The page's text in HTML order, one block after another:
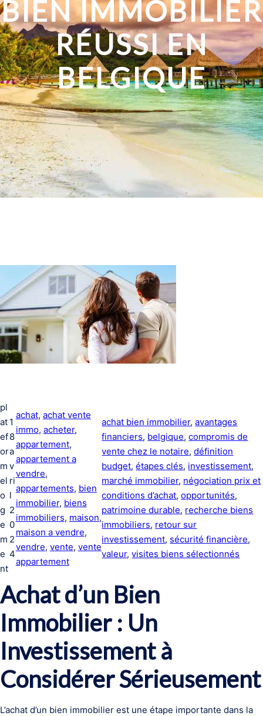
BIEN IMMOBILIER
RÉUSSI EN
BELGIQUE
pl
at
ef
or
m
el
o
g
e
m
e
nt
1
8
a
v
ri
l
2
0
2
4
achat, achat vente
immo, acheter
appartement
appartement a
vendre
appartements, bien
immobilier, biens
immobiliers, maison ,
maison a vendre
vendre, vente, vente
appartement
achat bien immobilier, avantages
financiers, belgique, compromis de
vente chez le notaire, définition
budget, étapes clés, investissement
marché immobilier, négociation prix et
conditions d’achat, opportunités
patrimoine durable, recherche biens
immobiliers, retour sur
investissement, sécurité financière
valeur, visites biens sélectionnés
Achat d’un Bien
Immobilier : Un
Investissement à
Considérer Sérieusement
L’achat d’un bien immobilier est une étape importante dans la